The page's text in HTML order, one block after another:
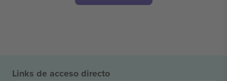
Links de acceso directo